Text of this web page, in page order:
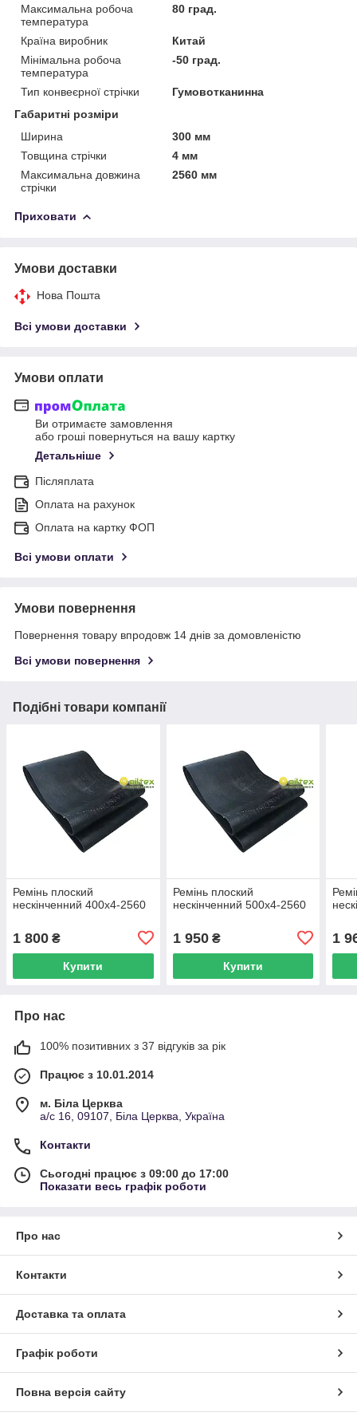
Максимальна робоча
температура
80 град.
Країна виробник
Китай
Мінімальна робоча
температура
-50 град.
Тип конвеєрної стрічки
Гумовотканинна
Габаритні розміри
Ширина
300 мм
Товщина стрічки
4 мм
Максимальна довжина
стрічки
2560 мм
Приховати
Умови доставки
Нова Пошта
Всі умови доставки
Умови оплати
Ви отримаєте замовлення
або гроші повернуться на вашу картку
Детальніше
Післяплата
Оплата на рахунок
Оплата на картку ФОП
Всі умови оплати
Умови повернення
Повернення товару впродовж 14 днів за домовленістю
Всі умови повернення
Подібні товари компанії
Ремінь плоский
нескінченний 400х4-2560
1 800 ₴
Купити
Ремінь плоский
нескінченний 500х4-2560
1 950₴
Купити
1
Про нас
100% позитивних з 37 відгуків за рік
Працює з 10.01.2014
м. Біла Церква
а/с 16, 09107, Біла Церква, Україна
Контакти
Сьогодні працює з 09:00 до 17:00
Показати весь графік роботи
Про нас
Контакти
Доставка та оплата
Графік роботи
Повна версія сайту